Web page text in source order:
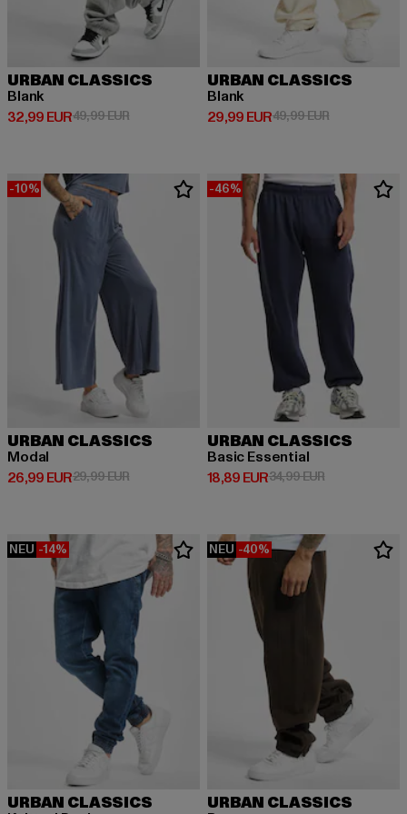
URBAN CLASSICS
Blank
32,99 EUR
Derzeitiger Preis: 32,99 EUR
49,99 EURAktionspreis: 49,99 EUR
URBAN CLASSICS
Blank
29,99 EUR
Derzeitiger Preis: 29,99 EUR
49,99 EURAktionspreis:
-10%
URBAN CLASSICS
Modal
26,99 EUR
Derzeitiger Preis: 26,99 EUR
29,99 EURAktionspreis: 29,99 EUR
-46%
URBAN CLASSICS
Basic Essential
18,89 EUR
Derzeitiger Preis: 18,89 EUR
34,99 EURAktionspreis:
NEU -14%
URBAN CLASSICS
NEU -40%
URBAN CLASSICS